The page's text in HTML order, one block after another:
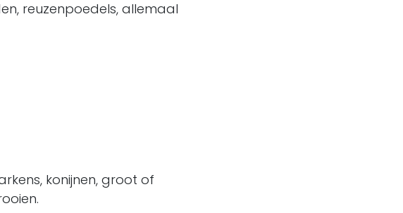
reuzenpoedels, allemaal
konijnen, groot of